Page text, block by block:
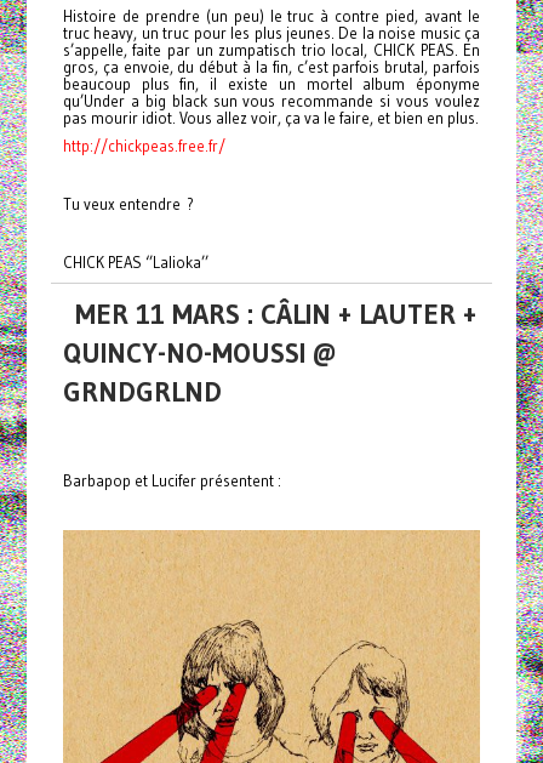
Histoire de prendre (un peu) le truc à contre pied, avant le
truc heavy, un truc pour les plus jeunes. De la noise music ça
s’appelle, faite par un zumpatisch trio local, CHICK PEAS. En
gros, ça envoie, du début à la fin, c’est parfois brutal, parfois
beaucoup plus fin, il existe un mortel album éponyme
qu’Under a big black sun vous recommande si vous voulez
pas mourir idiot. Vous allez voir, ça va le faire, et bien en plus.
http://chickpeas.free.fr/
Tu veux entendre ?
CHICK PEAS ‘’Lalioka’’
MER 11 MARS : CÂLIN + LAUTER +
QUINCY-NO-MOUSSI @
GRNDGRLND
Barbapop et Lucifer présentent :